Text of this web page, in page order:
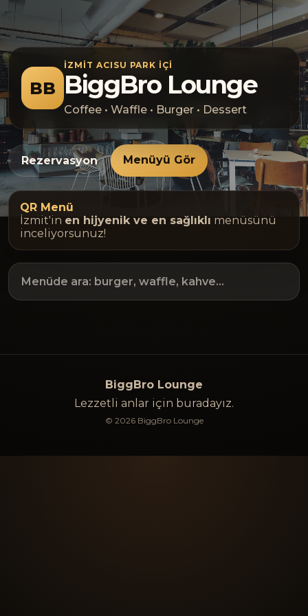
BB
İZMIT ACISU PARK İÇI
BiggBro Lounge
Coffee • Waffle • Burger • Dessert
Rezervasyon Menüyü Gör
QR Menü
İzmit'in en hijyenik ve en sağlıklı menüsünü
inceliyorsunuz!
BiggBro Lounge
Lezzetli anlar için buradayız.
© 2026BiggBro Lounge